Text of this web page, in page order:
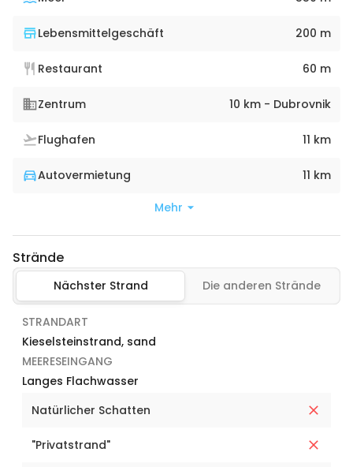
Lebensmittelgeschäft 200 m
Restaurant 60 m
Zentrum 10 km - Dubrovnik
Flughafen 11 km
Autovermietung 11 km
Mehr
Strände
Nächster Strand Die anderen Strände
STRANDART
Kieselsteinstrand, sand
MEERESEINGANG
Langes Flachwasser
Natürlicher Schatten
"Privatstrand"